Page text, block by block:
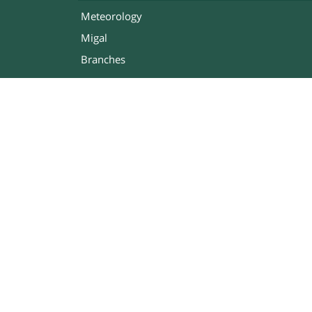
Meteorology
Migal
Branches